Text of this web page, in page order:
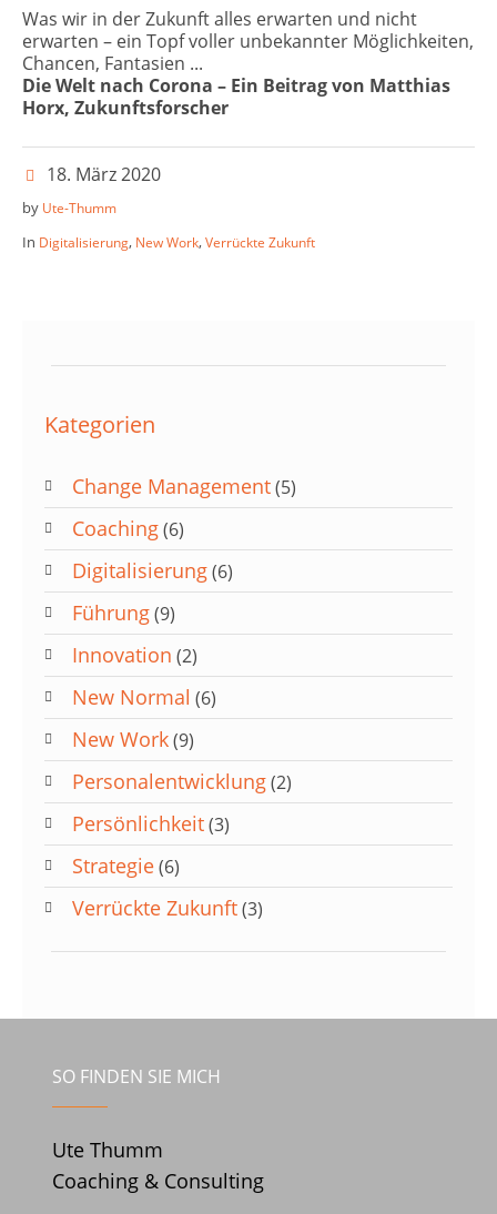
Was wir in der Zukunft alles erwarten und nicht
erwarten – ein Topf voller unbekannter Möglichkeiten,
Chancen, Fantasien ...
Die Welt nach Corona – Ein Beitrag von Matthias
Horx, Zukunftsforscher
18. März 2020
by Ute-Thumm
In Digitalisierung, New Work,Verrückte Zukunft
Kategorien
Change Management(5)
Coaching(6)
Digitalisierung(6)
Führung(9)
Innovation (2)
New Normal (6)
New Work(9)
Personalentwicklung(2)
Persönlichkeit(3)
Strategie(6)
Verrückte Zukunft(3)
SO FINDEN SIE MICH
Ute Thumm
Coaching & Consulting